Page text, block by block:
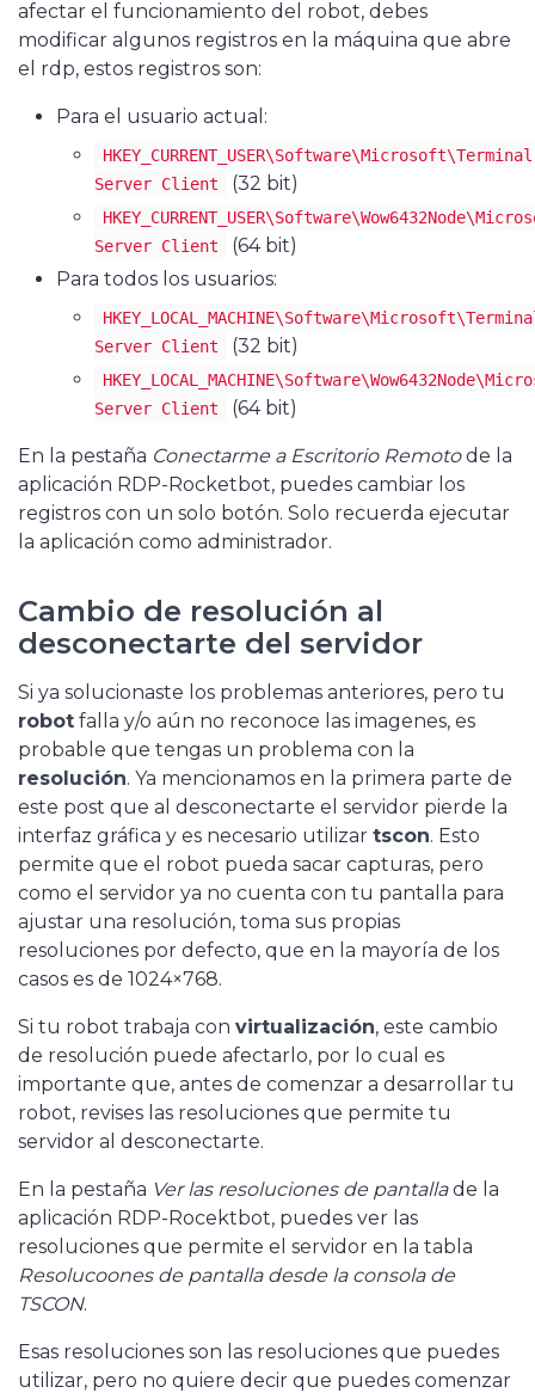
afectar el funcionamiento del robot, debes
modificar algunos registros en la máquina que abre
el rdp, estos registros son:
Para el usuario actual:
HKEY_CURRENT_USER\Software\Microsoft\Terminal
Server Client
(32 bit)
Server Client
(64 bit)
Para todos los usuarios:
Server Client
(32 bit)
Server Client
(64 bit)
En la pestaña Conectarme a Escritorio Remotode la
aplicación RDP-Rocketbot, puedes cambiar los
registros con un solo botón. Solo recuerda ejecutar
la aplicación como administrador.
Cambio de resolución al
desconectarte del servidor
Si ya solucionaste los problemas anteriores, pero tu
robot falla y/o aún no reconoce las imagenes, es
probable que tengas un problema con la
resolución. Ya mencionamos en la primera parte de
este post que al desconectarte el servidor pierde la
interfaz gráfica y es necesario utilizar tscon. Esto
permite que el robot pueda sacar capturas, pero
como el servidor ya no cuenta con tu pantalla para
ajustar una resolución, toma sus propias
resoluciones por defecto, que en la mayoría de los
casos es de 1024×768.
Si tu robot trabaja con virtualización, este cambio
de resolución puede afectarlo, por lo cual es
importante que, antes de comenzar a desarrollar tu
robot, revises las resoluciones que permite tu
servidor al desconectarte.
En la pestaña Ver las resoluciones de pantallade la
aplicación RDP-Rocektbot, puedes ver las
resoluciones que permite el servidor en la tabla
Resolucoones de pantalla desde la consola de
TSCON.
Esas resoluciones son las resoluciones que puedes
utilizar, pero no quiere decir que puedes comenzar